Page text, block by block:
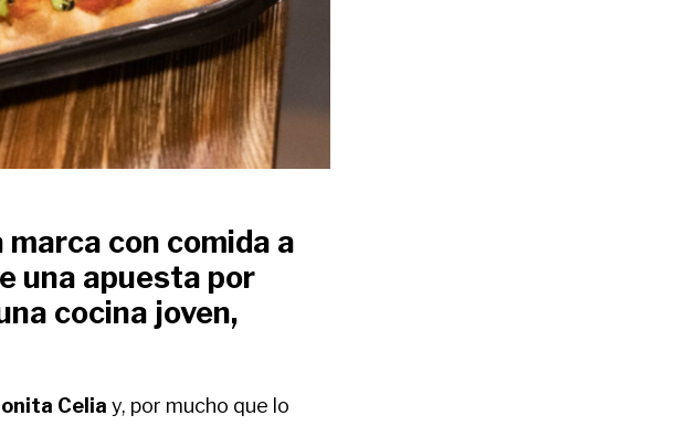
marca con comida a
una apuesta por
cocina joven,
Celia y, por mucho que lo